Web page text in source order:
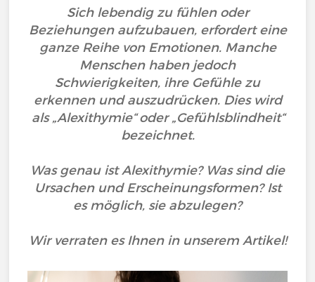
Sich lebendig zu fühlen oder
Beziehungen aufzubauen, erfordert eine
ganze Reihe von Emotionen. Manche
Menschen haben jedoch
Schwierigkeiten, ihre Gefühle zu
erkennen und auszudrücken. Dies wird
als „Alexithymie“ oder „Gefühlsblindheit“
bezeichnet.
Was genau ist Alexithymie? Was sind die
Ursachen und Erscheinungsformen? Ist
es möglich, sie abzulegen?
Wir verraten es Ihnen in unserem Artikel!